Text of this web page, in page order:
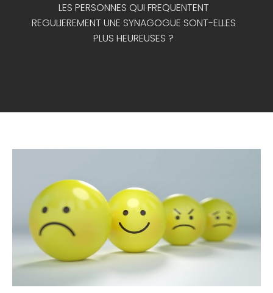
Présentation
Articles
Congrès 2019
LES PERSONNES QUI FREQUENTENT
REGULIEREMENT UNE SYNAGOGUE SONT-ELLES
PLUS HEUREUSES ?